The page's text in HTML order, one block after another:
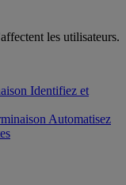
les utilisateurs.
Identifiez et
Automatisez